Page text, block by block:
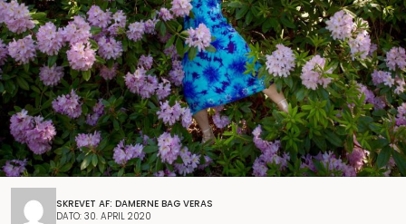
SKREVET AF: DAMERNE BAG VERAS
DATO: 30. APRIL 2020